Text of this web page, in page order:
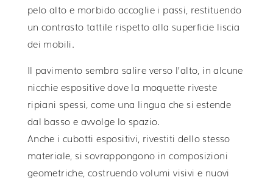
pelo alto e morbido accoglie i passi, restituendo
un contrasto tattile rispetto alla superficie liscia
dei mobili.
Il pavimento sembra salire verso l’alto, in alcune
nicchie espositive dove la moquette riveste
ripiani spessi, come una lingua che si estende
dal basso e avvolge lo spazio.
Anche i cubotti espositivi, rivestiti dello stesso
materiale, si sovrappongono in composizioni
geometriche, costruendo volumi visivi e nuovi